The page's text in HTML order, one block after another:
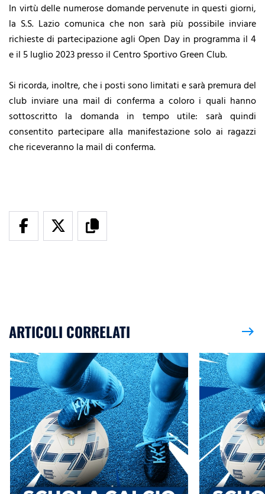
In virtù delle numerose domande pervenute in questi giorni,
la S.S. Lazio comunica che non sarà più possibile inviare
richieste di partecipazione agli Open Day in programma il 4
e il 5 luglio 2023 presso il Centro Sportivo Green Club.
Si ricorda, inoltre, che i posti sono limitati e sarà premura del
club inviare una mail di conferma a coloro i quali hanno
sottoscritto la domanda in tempo utile: sarà quindi
consentito partecipare alla manifestazione solo ai ragazzi
che riceveranno la mail di conferma.
ARTICOLI CORRELATI east